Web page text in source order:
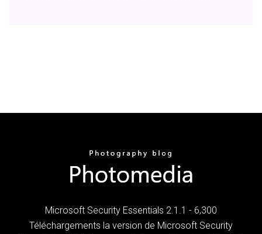
Microsoft Security Essentials 2.1.1 - 6,300
Téléchargements la version de Microsoft Security